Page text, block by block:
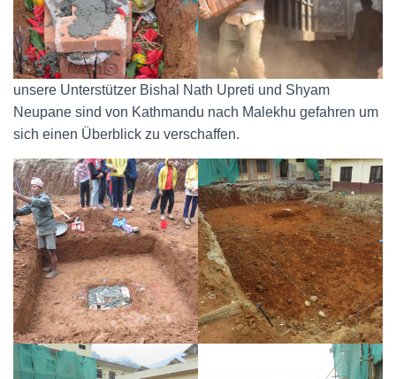
unsere Unterstützer Bishal Nath Upreti und Shyam
Neupane sind von Kathmandu nach Malekhu gefahren um
sich einen Überblick zu verschaffen.